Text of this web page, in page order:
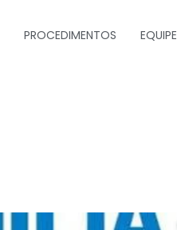
PROCEDIMENTOS EQUIPE